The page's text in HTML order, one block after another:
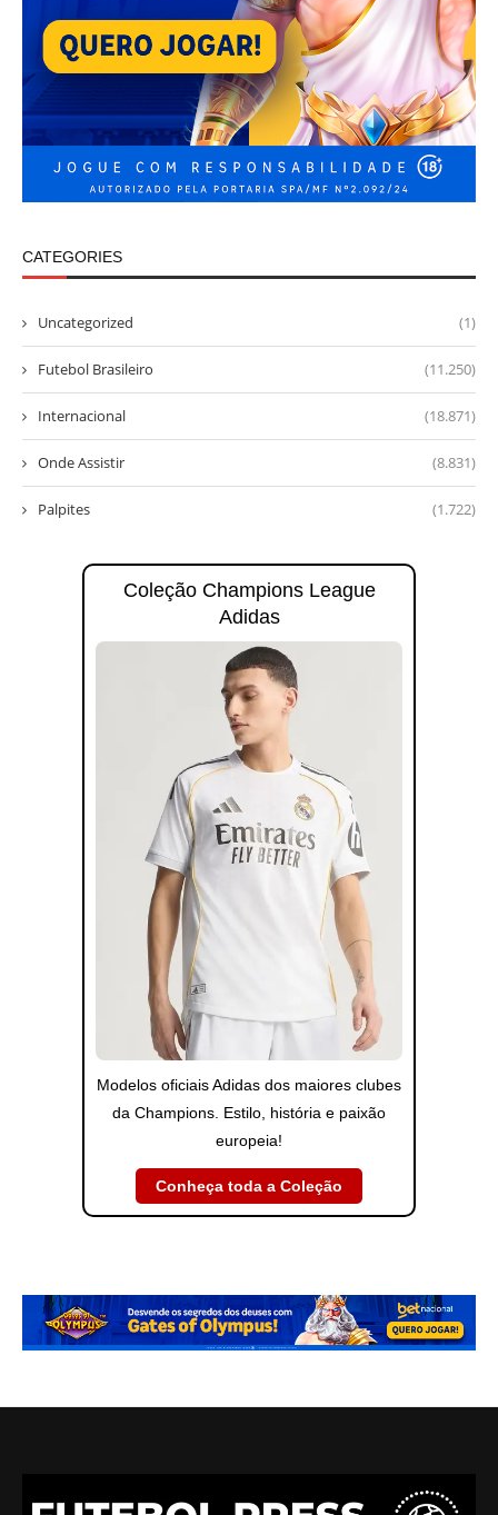
CATEGORIES
Uncategorized (1)
Futebol Brasileiro (11.250)
Internacional (18.871)
Onde Assistir (8.831)
Palpites (1.722)
Coleção Champions League
Adidas
Modelos oficiais Adidas dos maiores clubes
da Champions. Estilo, história e paixão
europeia!
Conheça toda a Coleção